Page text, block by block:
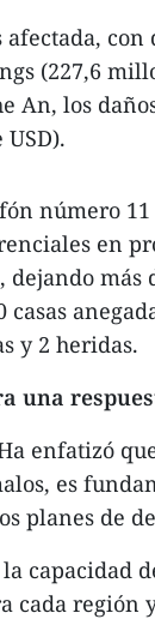
con
(227,6
An, los
número
en
más
y 2 heridas.
una
enfatizó
es
planes de
capacidad
cada